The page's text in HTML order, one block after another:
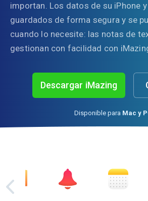
importan. Los datos de su iPhone
guardados de forma segura y se
cuando lo necesite: las notas de
gestionan con facilidad con
Descargar iMazing
Disponible para Mac y